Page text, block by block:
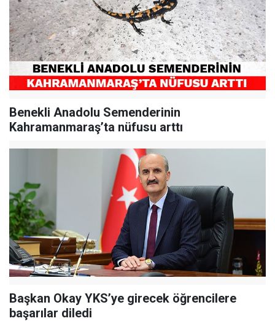
Benekli Anadolu Semenderinin
Kahramanmaraş’ta nüfusu arttı
Başkan Okay YKS’ye girecek öğrencilere
başarılar diledi